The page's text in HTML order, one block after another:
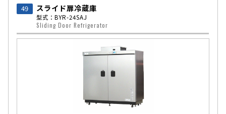
49 スライド扉冷蔵庫
型式：BYR-24SAJ
Sliding Door Refrigerator